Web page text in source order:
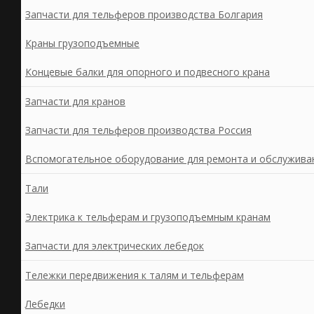
Запчасти для тельферов производства Болгария
Краны грузоподъемные
Концевые балки для опорного и подвесного крана
Запчасти для кранов
Запчасти для тельферов производства Россия
Вспомогательное оборудование для ремонта и
Тали
Электрика к тельферам и грузоподъемным кранам
Запчасти для электрических лебедок
Тележки передвижения к талям и тельферам
Лебедки